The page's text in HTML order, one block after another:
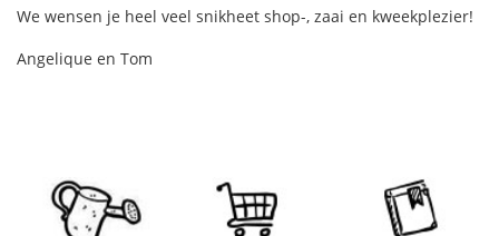
We wensen je heel veel snikheet shop-, zaai en kweekplezier!
Angelique en Tom